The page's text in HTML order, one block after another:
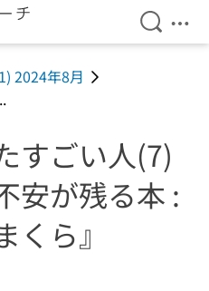
検索を
メ
2024年8月
すごい人(7)
安が残る本 :
ら』